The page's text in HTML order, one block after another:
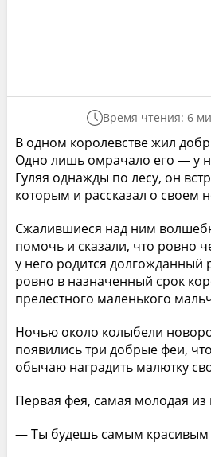
Время чтения: 6
В одном королевстве жил
Одно лишь омрачало его — у
Гуляя однажды по лесу, он
которым и рассказал о своем
Сжалившиеся над ним
помочь и сказали, что ровно
у него родится долгожданный
ровно в назначенный срок
прелестного маленького
Ночью около колыбели
появились три добрые феи,
обычаю наградить малютку
Первая фея, самая молодая из
— Ты будешь самым красивым